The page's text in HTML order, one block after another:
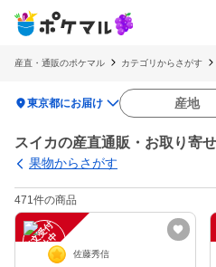
産直・通販のポケマル カテゴリからさがす
location_on東京都にお届け 産地
スイカの産直通販・お取り寄
果物からさがす
471件の商品
注
文
受
付
停
止
中 佐藤秀信